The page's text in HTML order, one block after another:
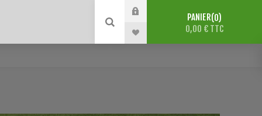
PANIER 0
0,00 € TTC